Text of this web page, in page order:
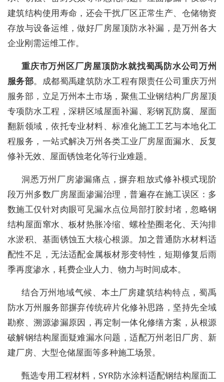
建筑结构使用寿命，还会干扰厂区正常生产、仓储物资
存放与设备运维，做好厂房屋顶防水补漏，是万州各大
企业刚需运维工作。
重庆市万州区厂房屋顶防水就找蜀禹防水公司万州
服务部。成都蜀禹建筑防水工程有限责任公司重庆万州
服务部，立足万州本土市场，聚焦工业钢结构厂房屋顶
专项防水工程，深耕区域屋面补漏、彩钢瓦防腐、屋面
翻新领域，依托专业材料、标准化施工工艺与本地化工
程服务，一站式解决万州各类工业厂房屋面漏水、反复
修补无效、屋面锈蚀老化等行业难题。
洞悉万州厂房渗漏痛点，摒弃粗放式修补模式现阶
段万州多数厂房屋面渗漏治理，普遍存在施工误区：多
数施工仅针对肉眼可见漏水点位局部打胶封堵，忽略钢
结构屋面窜水、板材热胀冷缩、螺栓垫圈老化、天沟排
水淤积、基面锈蚀五大核心根源。加之普通防水材料适
配性不足，无法适配金属板材形变特性，短期修复后雨
季再度渗水，耗费企业人力、物力与时间成本。
结合万州地域气候、本土厂房建筑结构特点，蜀禹
防水万州服务部摒弃传统碎片化修补思路，坚持先全域
勘察、溯源渗漏原因，再定制一体化修缮方案，从根源
破解钢结构屋面疑难漏水问题，适配万州老旧厂房、新
建厂房、大型仓储屋面等多种施工场景。
甄选专用工程材料，SYR防水涂料适配钢结构屋面工